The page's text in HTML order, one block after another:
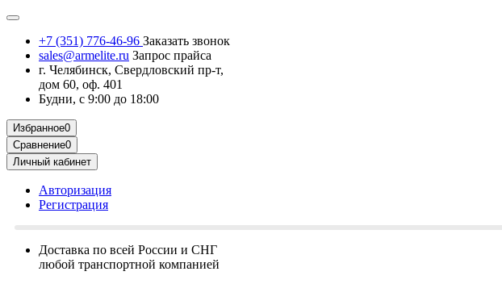
+7 (351) 776-46-96 Заказать звонок
sales@armelite.ru Запрос прайса
г. Челябинск, Свердловский пр-т,
дом 60, оф. 401
Будни, с 9:00 до 18:00
Избранное0
Сравнение0
Личный кабинет
Авторизация
Регистрация
Доставка по всей России и СНГ
любой транспортной компанией